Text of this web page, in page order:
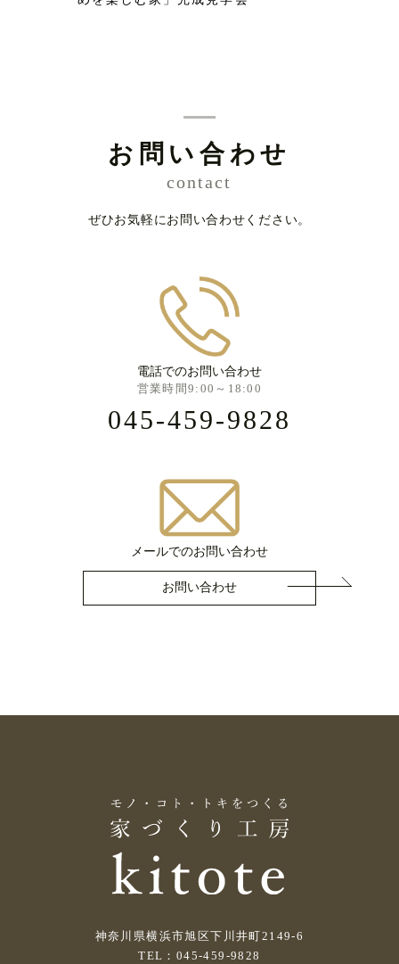
お問い合わせ
contact
ぜひお気軽にお問い合わせください。
電話でのお問い合わせ
営業時間9:00～18:00
045-459-9828
メールでのお問い合わせ
お問い合わせ
神奈川県横浜市旭区下川井町2149-6
TEL：045-459-9828